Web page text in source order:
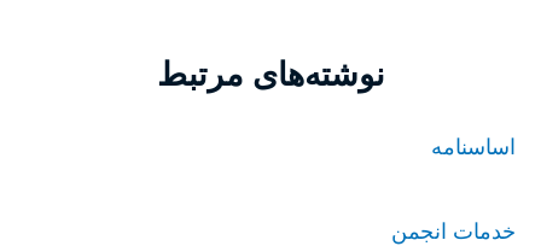
نوشته‌های مرتبط
اساسنامه
خدمات انجمن